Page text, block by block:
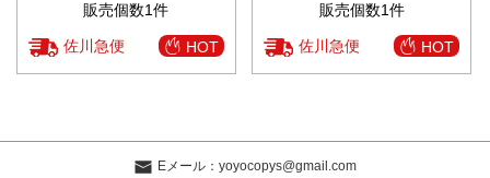
販売個数1件
佐川急便 HOT
販売個数1件
佐川急便 HOT
Eメール： yoyocopys@gmail.com